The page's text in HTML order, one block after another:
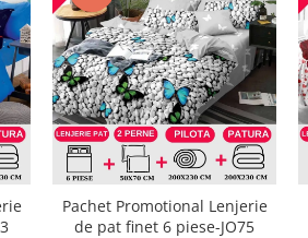
Pachet Promotional Lenjerie
de pat finet 6 piese-JO75